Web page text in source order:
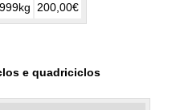
200,00€
e quadriciclos